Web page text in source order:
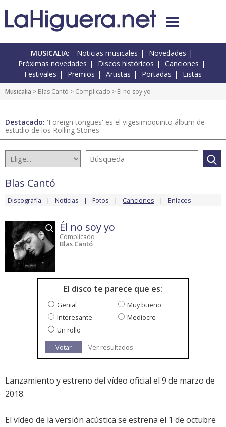
MUSICALIA: Noticias musicales
Novedades
Próximas novedades
Discos históricos
Canciones
Festivales
Premios Artistas Portadas Listas
Musicalia > Blas Cantó > Complicado > Él no soy yo
Destacado: 'Foreign tongues' es el vigesimoquinto álbum de
estudio de los Rolling Stones
Blas Cantó
Discografía Noticias Fotos Canciones Enlaces
Él no soy yo
Complicado
Blas Cantó
El disco te parece que es:
Genial
Muy bueno
Interesante
Mediocre
Un rollo
Votar
Ver resultados
Lanzamiento y estreno del vídeo oficial el 9 de marzo de
2018.
El vídeo de la versión acústica se estrena el 1 de octubre